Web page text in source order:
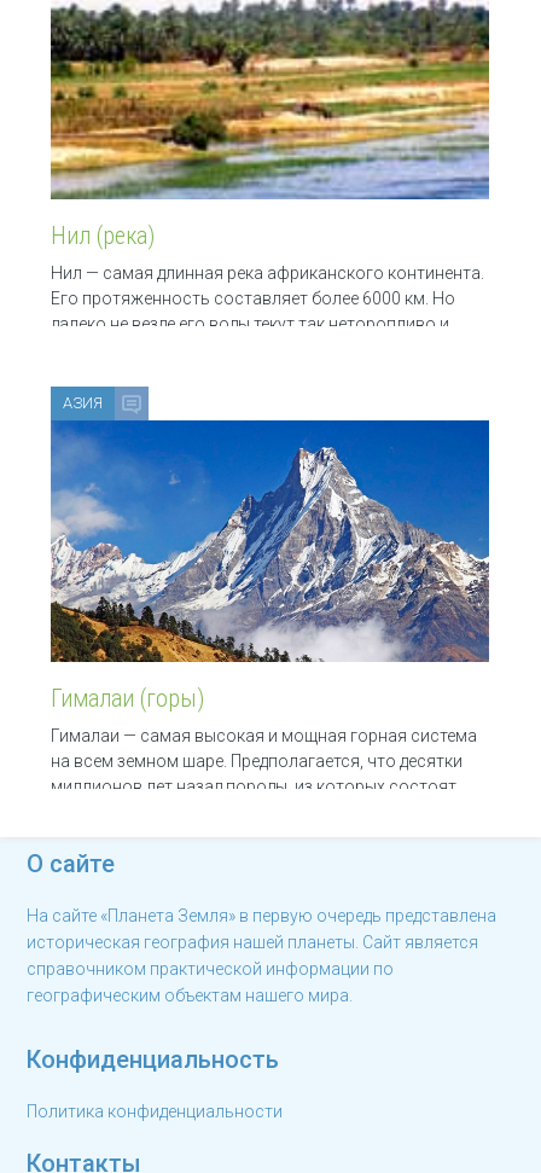
Нил (река)
Нил — самая длинная река африканского континента.
Его протяженность составляет более 6000 км. Но
далеко не везде его воды текут так неторопливо и
АЗИЯ
Гималаи (горы)
Гималаи — самая высокая и мощная горная система
на всем земном шаре. Предполагается, что десятки
миллионов лет назад породы, из которых состоят
О сайте
На сайте «Планета Земля» в первую очередь представлена
историческая география нашей планеты. Сайт является
справочником практической информации по
географическим объектам нашего мира.
Конфиденциальность
Политика конфиденциальности
Контакты